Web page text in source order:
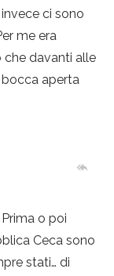
ci sono
me era
che davanti alle
aperta
o poi
Ceca sono
stati… di